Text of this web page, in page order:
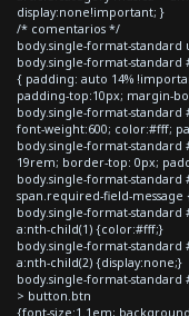
display:none!important; }
/* comentarios */
body.single-format-
body.single-format-standard
{ padding: auto 14%
padding-top:10px; margin-
body.single-format-
font-weight:600; color:#fff;
body.single-format-
19rem; border-top: 0px;
body.single-format-
span.required-field-message
body.single-format-
a:nth-child(1) {color:#fff;}
body.single-format-
a:nth-child(2) {display:none;}
body.single-format-
> button.btn
{font-size:1.1em;